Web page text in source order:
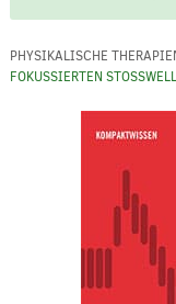
PHYSIKALISCHE
FOKUSSIERTEN